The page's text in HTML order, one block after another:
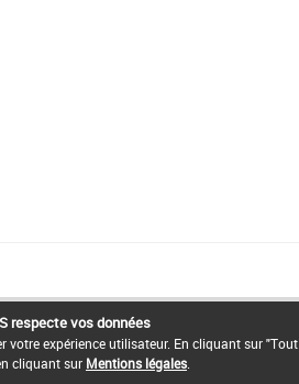
respecte vos données
expérience utilisateur. En cliquant sur
cliquant sur Mentions légales